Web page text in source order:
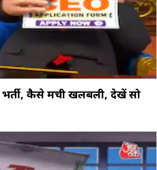
भर्ती, कैसे मची खलबली, देखें सो